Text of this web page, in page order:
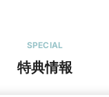
SPECIAL
特典情報